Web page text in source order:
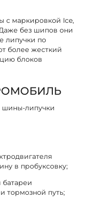
с маркировкой Ice,
без шипов они
липучки по
более жесткий
блоков
шины-липучки
в пробуксовку;
батареи
тормозной путь;